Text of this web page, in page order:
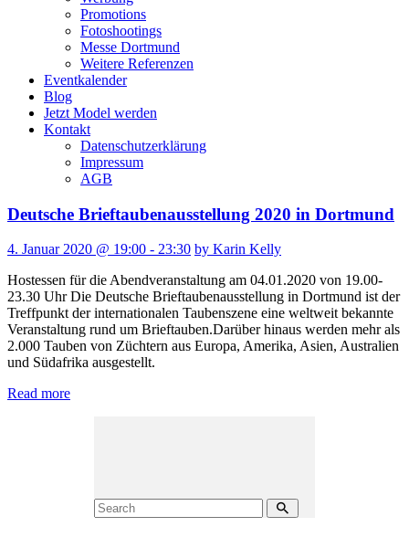
Promotions
Fotoshootings
Messe Dortmund
Weitere Referenzen
Eventkalender
Blog
Jetzt Model werden
Kontakt
Datenschutzerklärung
Impressum
AGB
Deutsche Brieftaubenausstellung 2020 in Dortmund
4. Januar 2020 @ 19:00 - 23:30 by Karin Kelly
Hostessen für die Abendveranstaltung am 04.01.2020 von 19.00-
23.30 Uhr Die Deutsche Brieftaubenausstellung in Dortmund ist der
Treffpunkt der internationalen Taubenszene eine weltweit bekannte
Veranstaltung rund um Brieftauben.Darüber hinaus werden mehr als
2.000 Tauben von Züchtern aus Europa, Amerika, Asien, Australien
und Südafrika ausgestellt.
Read more